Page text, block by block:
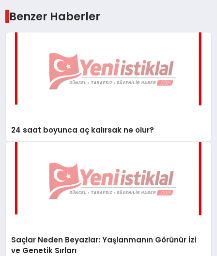
Benzer Haberler
24 saat boyunca aç kalırsak ne olur?
Saçlar Neden Beyazlar: Yaşlanmanın Görünür İzi
ve Genetik Sırları